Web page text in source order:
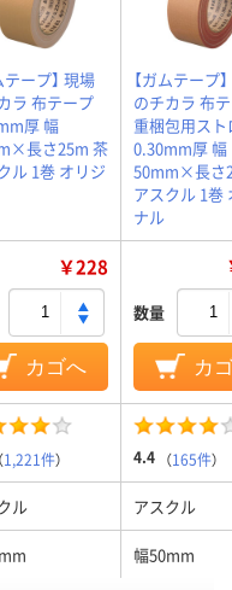
テープ】 現場
ラ 布テープ
厚 幅
長さ25m 茶
ル 1巻 オリジ
【ガムテープ
のチカラ 布
重梱包用ス
0.30mm厚 幅
50mm×長さ
アスクル 1巻
ナル
￥228
カゴへ
数量
カ
（1,221件） 4.4 （165件）
ル アスクル
幅50mm